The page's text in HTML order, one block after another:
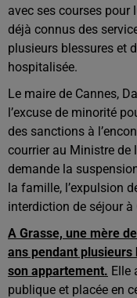
avec ses courses pour
déjà connus des
plusieurs blessures et
hospitalisée.
Le maire de Cannes,
l’excuse de minorité
des sanctions à
courrier au Ministre de
demande la
la famille, l’expulsion
interdiction de séjour à
A Grasse, une mère
ans pendant plusieurs
son appartement. Elle
publique et placée en